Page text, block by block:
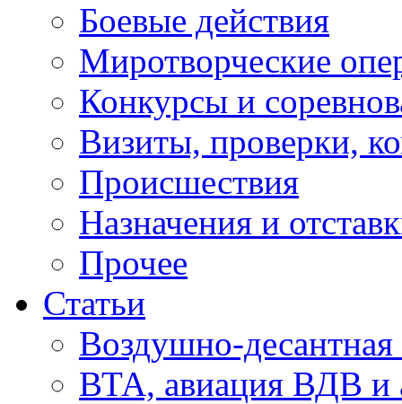
Боевые действия
Миротворческие
Конкурсы и
Визиты, проверки,
Происшествия
Назначения и
Прочее
Статьи
Воздушно-десантная
ВТА, авиация ВДВ и